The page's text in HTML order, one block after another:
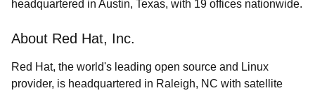
headquartered in Austin, Texas, with 19 offices nationwide.
About Red Hat, Inc.
Red Hat, the world's leading open source and Linux
provider, is headquartered in Raleigh, NC with satellite